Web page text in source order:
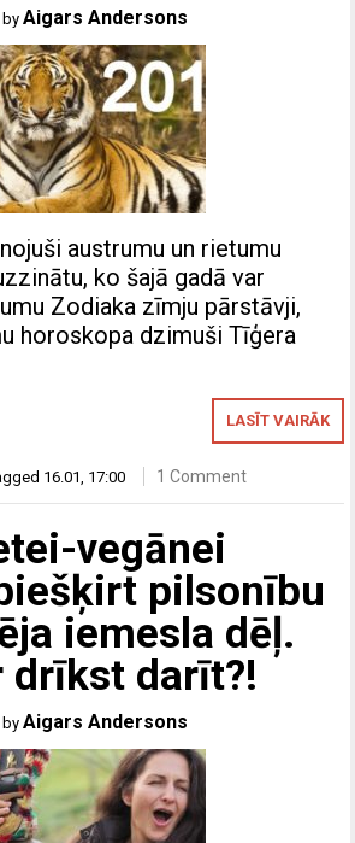
byAigars Andersons
austrumu un rietumu
ko šajā gadā var
Zodiaka zīmju pārstāvji,
horoskopa dzimuši Tīģera
LASĪT VAIRĀK
16.01, 17:00 1 Comment
vegānei
pilsonību
iemesla dēļ.
drīkst darīt?!
byAigars Andersons